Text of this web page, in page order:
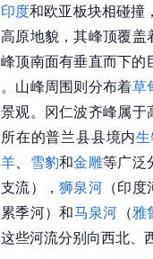
印度和欧亚板块相碰撞
高原地貌，其峰顶覆盖
峰顶南面有垂直而下的
。山峰周围则分布着草
景观。冈仁波齐峰属
所在的普兰县县境内
羊
雪豹和金雕等广泛
支流），狮泉河 （印
累季河）和马泉河 （雅
这些河流分别向西北、